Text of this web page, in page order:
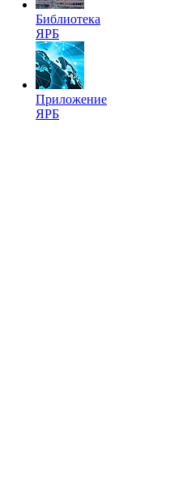
Библиотека
ЯРБ
Приложение
ЯРБ